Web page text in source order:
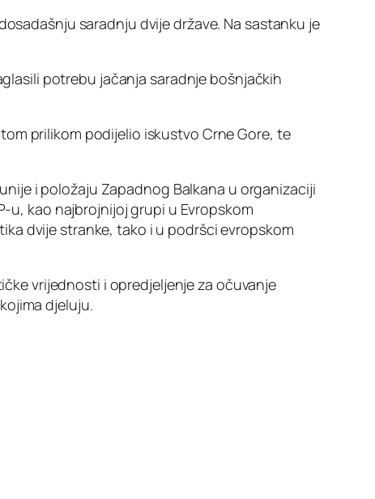
saradnju dvije države. Na sastanku je
potrebu jačanja saradnje bošnjačkih
prilikom podijelio iskustvo Crne Gore, te
i položaju Zapadnog Balkana u organizaciji
u, kao najbrojnijoj grupi u Evropskom
dvije stranke, tako i u podršci evropskom
vrijednosti i opredjeljenje za očuvanje
djeluju.